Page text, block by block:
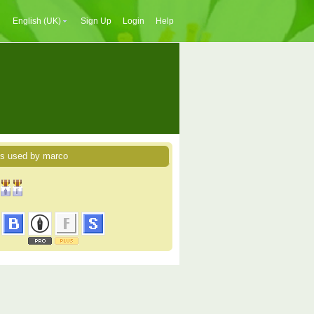
English (UK) Sign Up Login Help
used by marco